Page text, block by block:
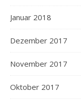
Januar 2018
Dezember 2017
November 2017
Oktober 2017